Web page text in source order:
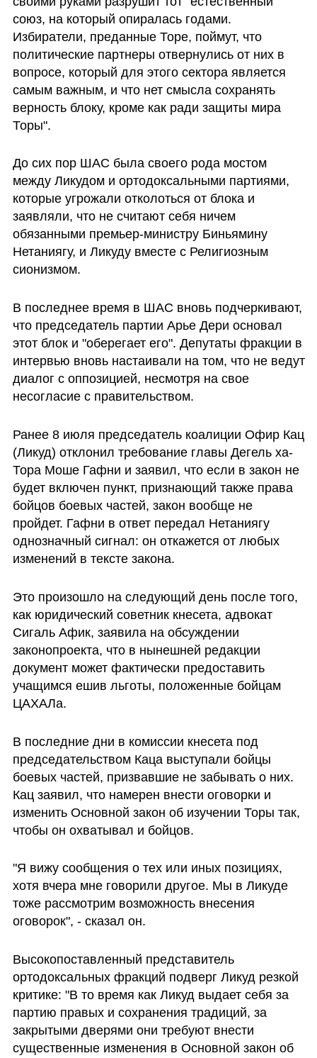
союз, на который опиралась годами.
Избиратели, преданные Торе, поймут, что
политические партнеры отвернулись от них в
вопросе, который для этого сектора является
самым важным, и что нет смысла сохранять
верность блоку, кроме как ради защиты мира
Торы".
До сих пор ШАС была своего рода мостом
между Ликудом и ортодоксальными партиями,
которые угрожали отколоться от блока и
заявляли, что не считают себя ничем
обязанными премьер-министру Биньямину
Нетаниягу, и Ликуду вместе с Религиозным
сионизмом.
В последнее время в ШАС вновь подчеркивают,
что председатель партии Арье Дери основал
этот блок и "оберегает его". Депутаты фракции в
интервью вновь настаивали на том, что не ведут
диалог с оппозицией, несмотря на свое
несогласие с правительством.
Ранее 8 июля председатель коалиции Офир Кац
(Ликуд) отклонил требование главы Дегель ха-
Тора Моше Гафни и заявил, что если в закон не
будет включен пункт, признающий также права
бойцов боевых частей, закон вообще не
пройдет. Гафни в ответ передал Нетаниягу
однозначный сигнал: он откажется от любых
изменений в тексте закона.
Это произошло на следующий день после того,
как юридический советник кнесета, адвокат
Сигаль Афик, заявила на обсуждении
законопроекта, что в нынешней редакции
документ может фактически предоставить
учащимся ешив льготы, положенные бойцам
ЦАХАЛа.
В последние дни в комиссии кнесета под
председательством Каца выступали бойцы
боевых частей, призвавшие не забывать о них.
Кац заявил, что намерен внести оговорки и
изменить Основной закон об изучении Торы так,
чтобы он охватывал и бойцов.
"Я вижу сообщения о тех или иных позициях,
хотя вчера мне говорили другое. Мы в Ликуде
тоже рассмотрим возможность внесения
оговорок", - сказал он.
Высокопоставленный представитель
ортодоксальных фракций подверг Ликуд резкой
критике: "В то время как Ликуд выдает себя за
партию правых и сохранения традиций, за
закрытыми дверями они требуют внести
существенные изменения в Основной закон об